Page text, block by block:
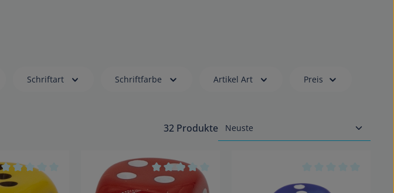
Schriftart Schriftfarbe Artikel Art Preis
32 Produkte
von 5 Sternen
Durchschnittliche Bewertung von 0 von 5 SternenDurchschnittliche Bewertung von 0 von 5 Sternen
Durchschnittliche